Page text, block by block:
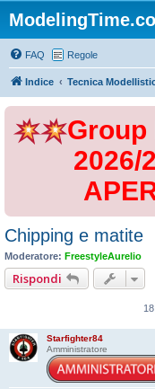
FAQ Regole
Indice Tecnica
Group
2026/
Chipping e matite
Moderatore: FreestyleAurelio
Rispondi
Starfighter84
Amministratore